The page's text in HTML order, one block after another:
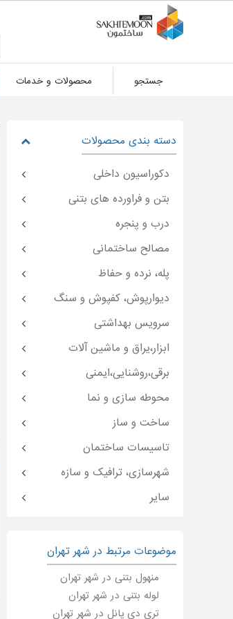
جستجو محصولات و خدمات
دسته بندی محصولات
دکوراسیون داخلی
بتن و فراورده های بتنی
درب و پنجره
مصالح ساختمانی
پله، نرده و حفاظ
دیوارپوش، کفپوش و سنگ
سرویس بهداشتی
ابزار،یراق و ماشین آلات
برقی،روشنایی،ایمنی
محوطه سازی و نما
ساخت و ساز
تاسیسات ساختمان
شهرسازی، ترافیک و سازه
سایر
موضوعات مرتبط در شهر تهران
منهول بتنی در شهر تهران
لوله بتنی در شهر تهران
تری دی پانل در شهر تهران